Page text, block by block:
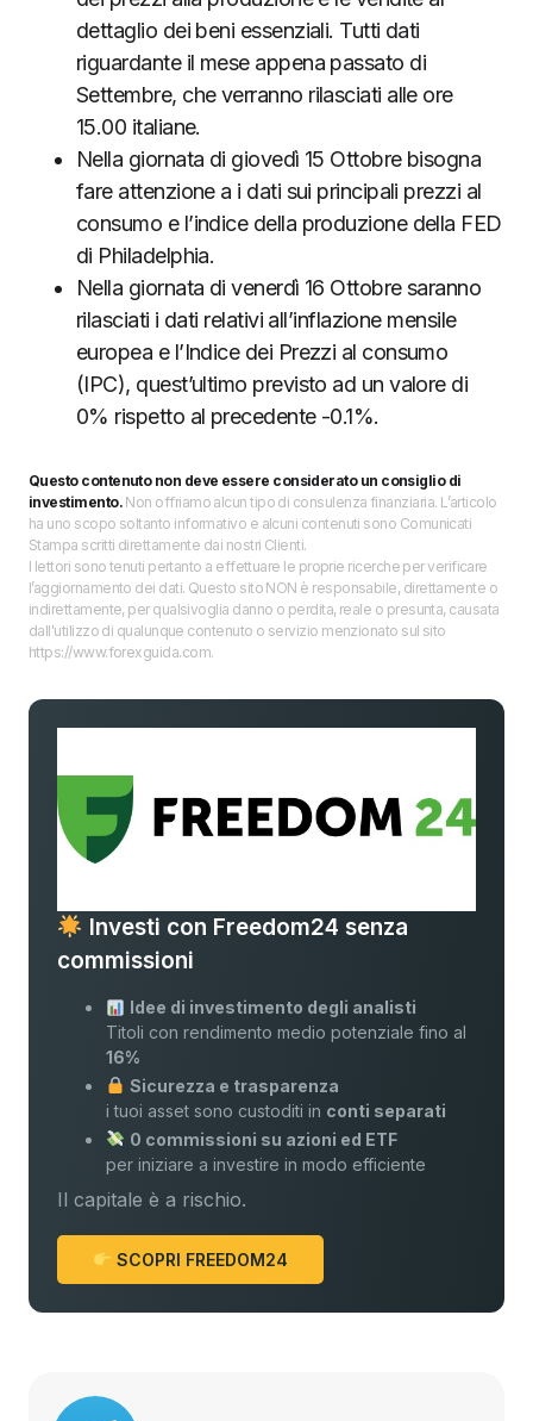
dettaglio dei beni essenziali. Tutti dati
riguardante il mese appena passato di
Settembre, che verranno rilasciati alle ore
15.00 italiane.
Nella giornata di giovedì 15 Ottobre bisogna
fare attenzione a i dati sui principali prezzi al
consumo e l’indice della produzione della FED
di Philadelphia.
Nella giornata di venerdì 16 Ottobre saranno
rilasciati i dati relativi all’inflazione mensile
europea e l’Indice dei Prezzi al consumo
(IPC), quest’ultimo previsto ad un valore di
0% rispetto al precedente -0.1%.
Questo contenuto non deve essere considerato un consiglio di
investimento.Non offriamo alcun tipo di consulenza finanziaria. L’articolo
ha uno scopo soltanto informativo e alcuni contenuti sono Comunicati
Stampa scritti direttamente dai nostri Clienti.
I lettori sono tenuti pertanto a effettuare le proprie ricerche per verificare
l’aggiornamento dei dati. Questo sito NON è responsabile, direttamente o
indirettamente, per qualsivoglia danno o perdita, reale o presunta, causata
dall'utilizzo di qualunque contenuto o servizio menzionato sul sito
https://www.forexguida.com.
Investi con Freedom24 senza
commissioni
Idee di investimento degli analisti
Titoli con rendimento medio potenziale fino al
16%
Sicurezza e trasparenza
i tuoi asset sono custoditi in conti separati
0 commissioni su azioni ed ETF
per iniziare a investire in modo efficiente
Il capitale è a rischio.
SCOPRI FREEDOM24